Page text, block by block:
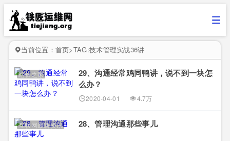
当前位置： 首页>TAG:技术管理实战36讲
站长之家
29、沟通经常鸡同鸭讲，说不到一块怎
么办？
2020-04-01 4.7万
互联网最新资讯 28、管理沟通那些事儿